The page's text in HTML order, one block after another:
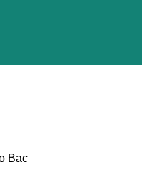
Вас